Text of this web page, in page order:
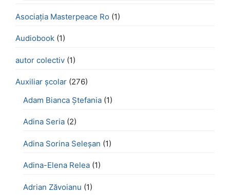
Asociația Masterpeace Ro (1)
Audiobook (1)
autor colectiv (1)
Auxiliar școlar (276)
Adam Bianca Ștefania (1)
Adina Seria (2)
Adina Sorina Seleșan (1)
Adina-Elena Relea (1)
Adrian Zăvoianu (1)